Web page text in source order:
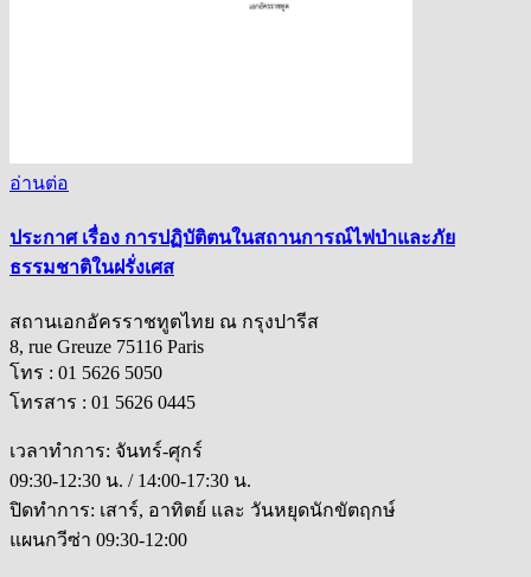
อ่านต่อ
ประกาศ เรื่อง การปฏิบัติตนในสถานการณ์ไฟป่าและภัย
ธรรมชาติในฝรั่งเศส
สถานเอกอัครราชทูตไทย ณ กรุงปารีส
8, rue Greuze 75116 Paris
โทร : 01 5626 5050
โทรสาร : 01 5626 0445
เวลาทำการ: จันทร์-ศุกร์
09:30-12:30 น. / 14:00-17:30 น.
ปิดทำการ: เสาร์, อาทิตย์ และ วันหยุดนักขัตฤกษ์
แผนกวีซ่า 09:30-12:00